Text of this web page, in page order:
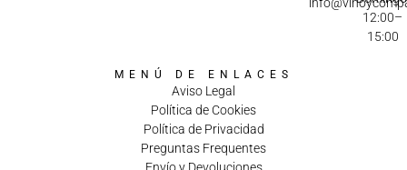
12:00–
15:00
MENÚ DE ENLACES
Aviso Legal
Política de Cookies
Política de Privacidad
Preguntas Frequentes